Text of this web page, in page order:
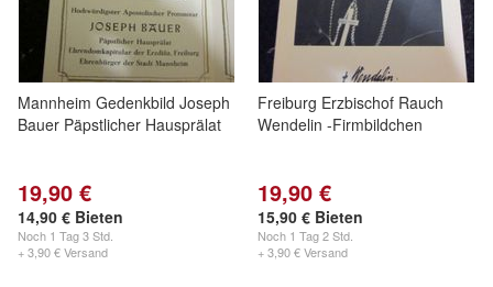
Mannheim Gedenkbild Joseph
Bauer Päpstlicher Hausprälat
19,90 €
14,90 € Bieten
Noch 1 Tag 3 Std.
+ 3,90 € Versand
Freiburg Erzbischof Rauch
Wendelin -Firmbildchen
19,90 €
15,90 € Bieten
Noch 1 Tag 2 Std.
+ 3,90 € Versand